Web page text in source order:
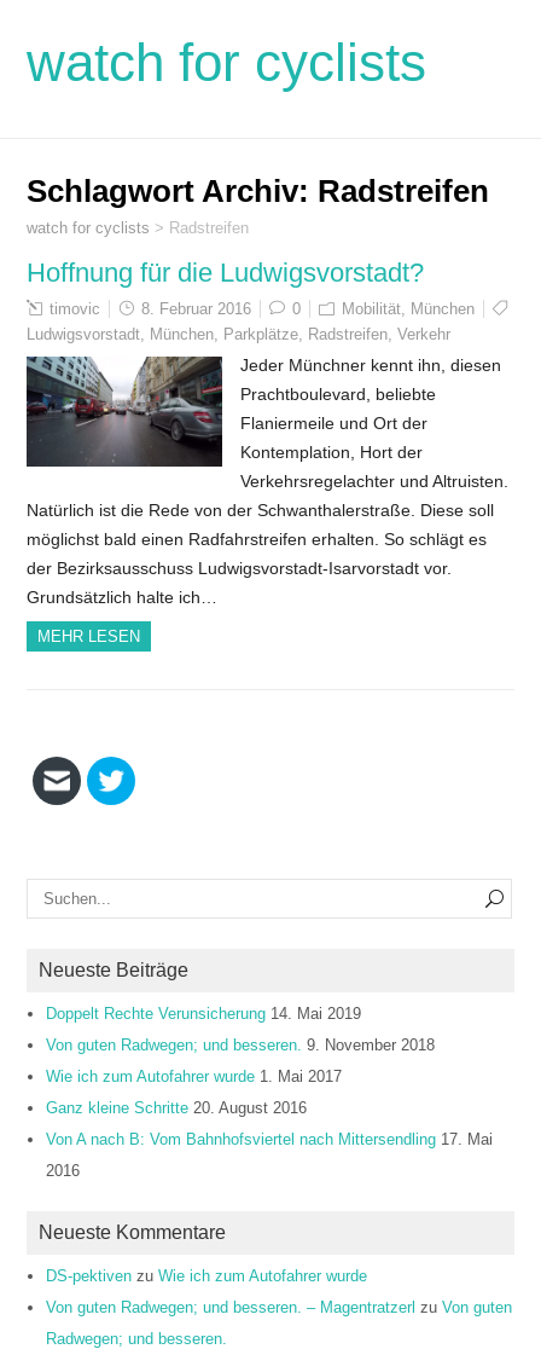
watch for cyclists
Schlagwort Archiv: Radstreifen
watch for cyclists > Radstreifen
Hoffnung für die Ludwigsvorstadt?
timovic 8. Februar 2016 0 Mobilität, München
Ludwigsvorstadt, München, Parkplätze, Radstreifen,Verkehr
Jeder Münchner kennt ihn, diesen
Prachtboulevard, beliebte
Flaniermeile und Ort der
Kontemplation, Hort der
Verkehrsregelachter und Altruisten.
Natürlich ist die Rede von der Schwanthalerstraße. Diese soll
möglichst bald einen Radfahrstreifen erhalten. So schlägt es
der Bezirksausschuss Ludwigsvorstadt-Isarvorstadt vor.
Grundsätzlich halte ich…
MEHR LESEN
Neueste Beiträge
Doppelt Rechte Verunsicherung 14. Mai 2019
Von guten Radwegen; und besseren. 9. November 2018
Wie ich zum Autofahrer wurde 1. Mai 2017
Ganz kleine Schritte 20. August 2016
Von A nach B: Vom Bahnhofsviertel nach Mittersendling 17. Mai
2016
Neueste Kommentare
DS-pektiven zuWie ich zum Autofahrer wurde
Von guten Radwegen; und besseren. – Magentratzerl zuVon guten
Radwegen; und besseren.